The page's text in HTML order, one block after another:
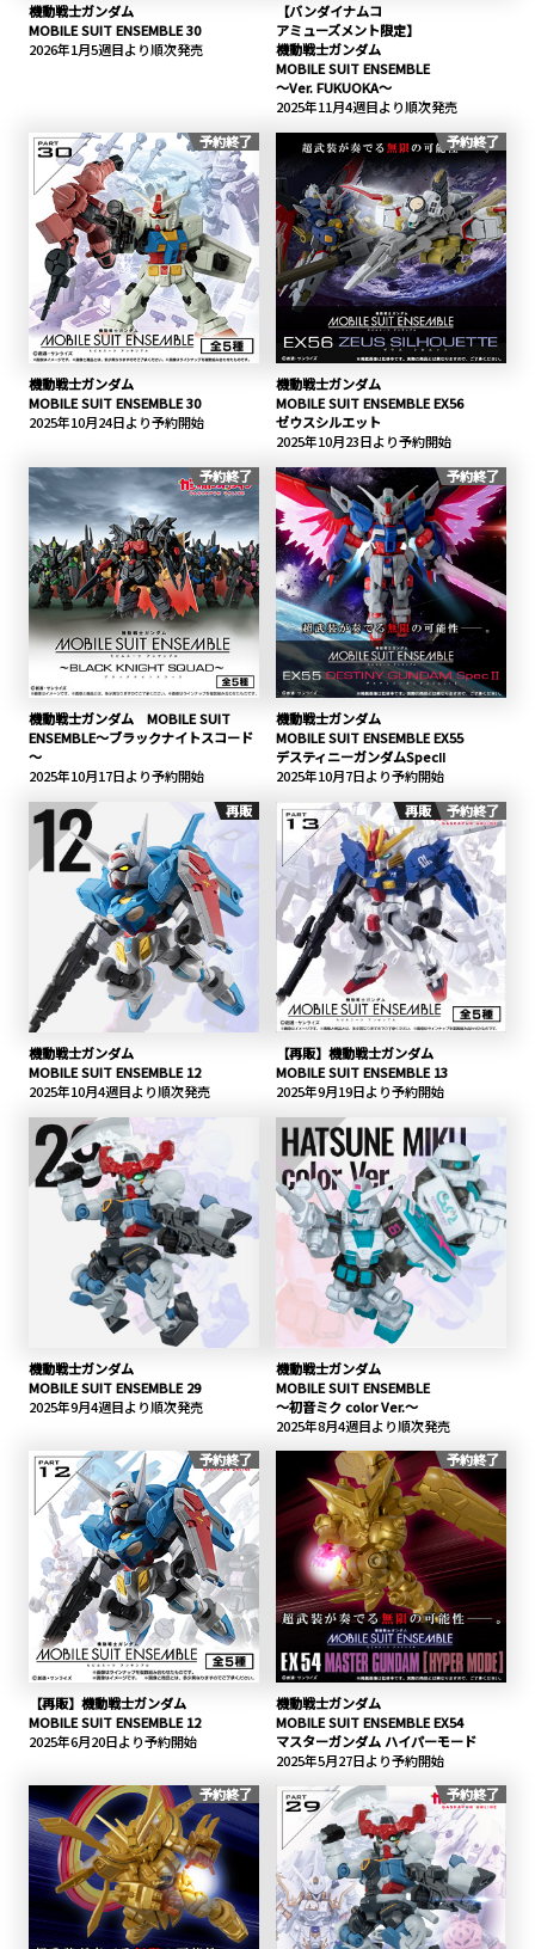
機動戦士ガンダム
MOBILE SUIT ENSEMBLE 30
2026年1月5週目より順次発売
【バンダイナムコ
アミューズメント限定】
機動戦士ガンダム
MOBILE SUIT ENSEMBLE
～Ver. FUKUOKA～
2025年11月4週目より順次発売
予約終了
機動戦士ガンダム
MOBILE SUIT ENSEMBLE 30
2025年10月24日より予約開始
予約終了
機動戦士ガンダム
MOBILE SUIT ENSEMBLE EX56
ゼウスシルエット
2025年10月23日より予約開始
予約終了
機動戦士ガンダム MOBILE SUIT
ENSEMBLE～ブラックナイトスコード
～
2025年10月17日より予約開始
予約終了
機動戦士ガンダム
MOBILE SUIT ENSEMBLE EX55
デスティニーガンダムSpecⅡ
2025年10月7日より予約開始
再販
機動戦士ガンダム
MOBILE SUIT ENSEMBLE 12
2025年10月4週目より順次発売
再販 予約終了
【再販】機動戦士ガンダム
MOBILE SUIT ENSEMBLE 13
2025年9月19日より予約開始
機動戦士ガンダム
MOBILE SUIT ENSEMBLE 29
2025年9月4週目より順次発売
機動戦士ガンダム
MOBILE SUIT ENSEMBLE
～初音ミク color Ver.～
2025年8月4週目より順次発売
予約終了
【再販】機動戦士ガンダム
MOBILE SUIT ENSEMBLE 12
2025年6月20日より予約開始
予約終了
機動戦士ガンダム
MOBILE SUIT ENSEMBLE EX54
マスターガンダム ハイパーモード
2025年5月27日より予約開始
予約終了
予約終了